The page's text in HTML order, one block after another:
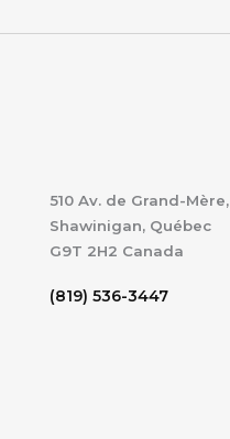
510 Av. de Grand-Mère,
Shawinigan, Québec
G9T 2H2 Canada
(819) 536-3447